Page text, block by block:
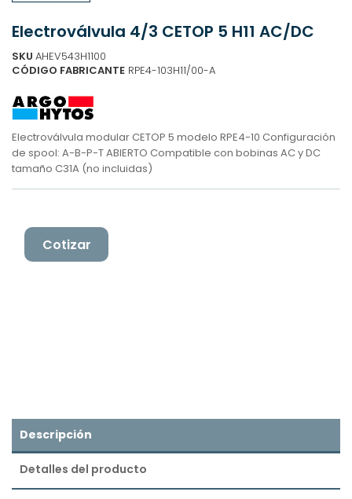
Electroválvula 4/3 CETOP 5 H11 AC/DC
SKU AHEV543H1100
CÓDIGO FABRICANTE RPE4-103H11/00-A
Electroválvula modular CETOP 5 modelo RPE4-10 Configuración
de spool: A-B-P-T ABIERTO Compatible con bobinas AC y DC
tamaño C31A (no incluidas)
Cotizar
Descripción
Detalles del producto